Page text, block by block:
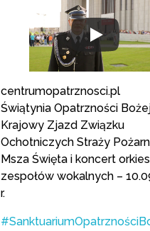
centrumopatrznosci.pl
Świątynia Opatrzności
Krajowy Zjazd Związku
Ochotniczych Straży
Msza Święta i koncert
zespołów wokalnych –
r.